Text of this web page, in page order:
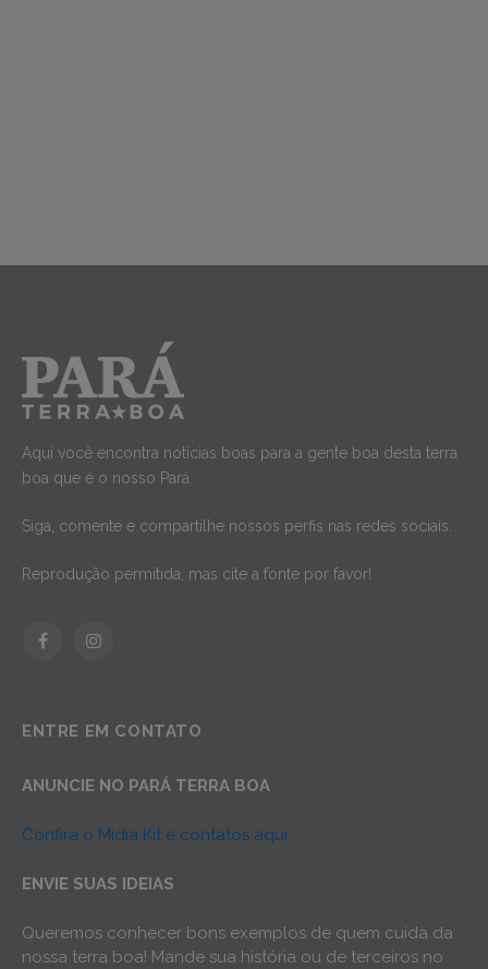
Aqui você encontra notícias boas para a gente boa desta terra
boa que é o nosso Pará.
Siga, comente e compartilhe nossos perfis nas redes sociais.
Reprodução permitida, mas cite a fonte por favor!
FacebookInstagram
ENTRE EM CONTATO
ANUNCIE NO PARÁ TERRA BOA
Confira o Mídia Kit e contatos aqui
ENVIE SUAS IDEIAS
Queremos conhecer bons exemplos de quem cuida da
nossa terra boa! Mande sua história ou de terceiros no